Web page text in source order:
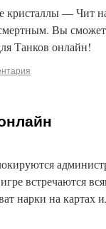
кристаллы — Чит
Вы
Танков онлайн!
встречаются
нарки на